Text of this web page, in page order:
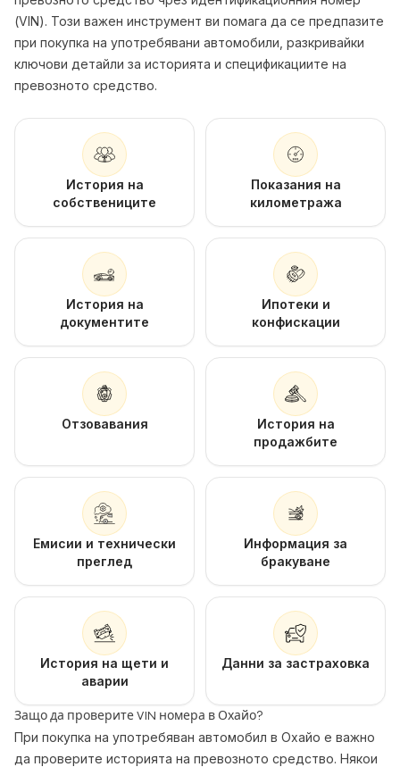
(VIN). Този важен инструмент ви помага да се предпазите
при покупка на употребявани автомобили, разкривайки
ключови детайли за историята и спецификациите на
превозното средство.
История на
собствениците
Показания на
километража
История на
документите
Ипотеки и
конфискации
Отзовавания
История на
продажбите
Емисии и технически
преглед
Информация за
бракуване
История на щети и
аварии
Данни за застраховка
Защо да проверите VIN номера в Охайо?
При покупка на употребяван автомобил в Охайо е важно
да проверите историята на превозното средство. Някои